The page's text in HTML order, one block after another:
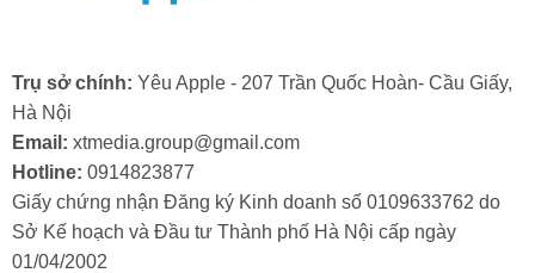
liên tục cũng làm máy nóng lên bất thường khi sử dụng,
đặc biệt là ở khu vực mainboard.
Việc sửa IC sóng iPhone 12 Mini tại Yêu Apple sẽ giúp
khôi phục khả năng kết nối mạng ổn định cho thiết bị
của bạn.
Trụ sở chính: Yêu Apple - 207 Trần Quốc Hoàn- Cầu Giấy,
Hà Nội
Email: xtmedia.group@gmail.com
Hotline: 0914823877
Giấy chứng nhận Đăng ký Kinh doanh số 0109633762 do
Sở Kế hoạch và Đầu tư Thành phố Hà Nội cấp ngày
01/04/2002